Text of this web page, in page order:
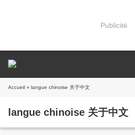
Publicité
Accueil » langue chinoise 关于中文
langue chinoise 关于中文